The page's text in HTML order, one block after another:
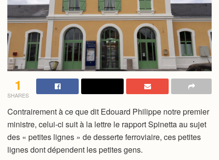
1
SHARES
Contrairement à ce que dit Edouard Philippe notre premier
ministre, celui-ci suit à la lettre le rapport Spinetta au sujet
des « petites lignes » de desserte ferroviaire, ces petites
lignes dont dépendent les petites gens.